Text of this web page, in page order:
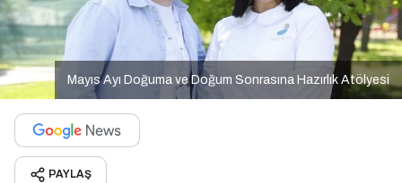
Mayıs Ayı Doğuma ve Doğum Sonrasına Hazırlık Atölyesi
PAYLAŞ